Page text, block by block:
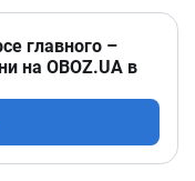
главного –
на OBOZ.UA в